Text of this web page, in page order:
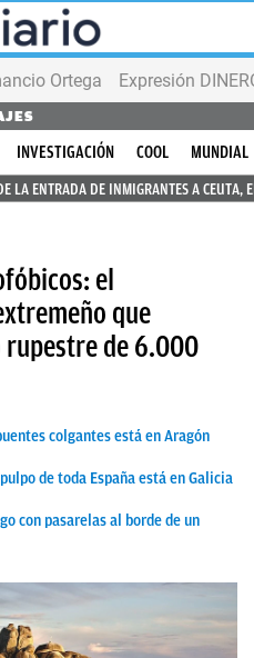
Ortega Expresión
INVESTIGACIÓN COOL
MUNDIAL
LA ENTRADA DE INMIGRANTES A CEUTA,
el
que
de 6.000
colgantes está en Aragón
de toda España está en Galicia
con pasarelas al borde de un